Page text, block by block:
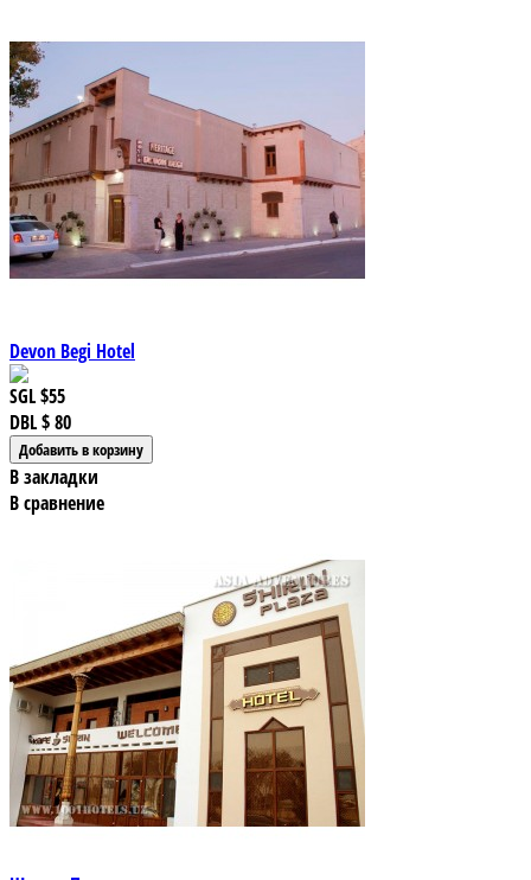
Devon Begi Hotel
SGL$55
DBL$ 80
В закладки
В сравнение